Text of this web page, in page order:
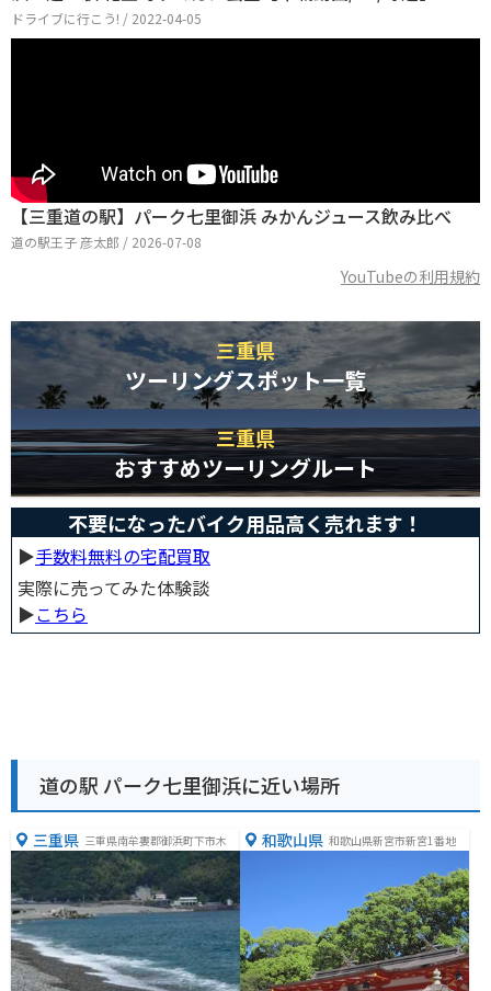
ドライブに行こう! / 2022-04-05
【三重道の駅】パーク七里御浜 みかんジュース飲み比べ
道の駅王子 彦太郎 / 2026-07-08
YouTubeの利用規約
三重県
ツーリングスポット一覧
三重県
おすすめツーリングルート
不要になったバイク用品高く売れます！
▶︎手数料無料の宅配買取
実際に売ってみた体験談
▶︎こちら
道の駅 パーク七里御浜に近い場所
三重県 三重県南牟婁郡御浜町下市木 和歌山県 和歌山県新宮市新宮1番地